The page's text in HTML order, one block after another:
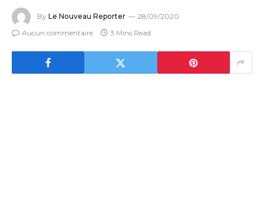
By Le Nouveau Reporter
28/09/2020
Aucun commentaire
3 Mins Read